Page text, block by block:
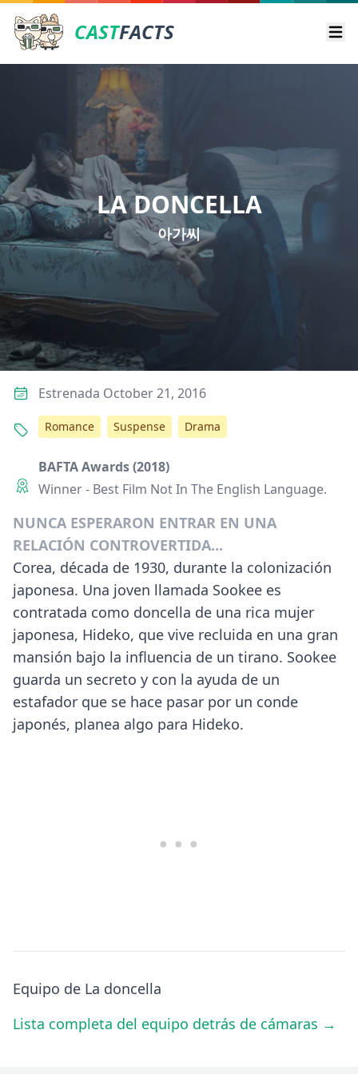
CASTFACTS
LA DONCELLA
아가씨
NUNCA ESPERARON ENTRAR EN UNA
RELACIÓN CONTROVERTIDA...
Corea, década de 1930, durante la colonización
japonesa. Una joven llamada Sookee es
contratada como doncella de una rica mujer
japonesa, Hideko, que vive recluida en una gran
mansión bajo la influencia de un tirano. Sookee
guarda un secreto y con la ayuda de un
estafador que se hace pasar por un conde
japonés, planea algo para Hideko.
Equipo de La doncella
Lista completa del equipo detrás de cámaras →
Estrenada October 21, 2016
Romance Suspense Drama
BAFTA Awards (2018)
Winner - Best Film Not In The English Language.